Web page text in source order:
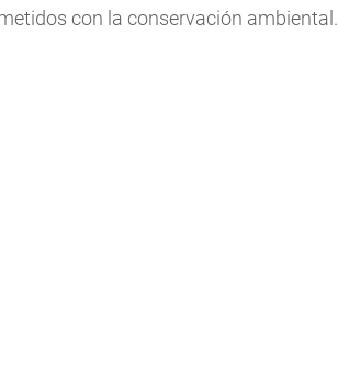
con la conservación ambiental.